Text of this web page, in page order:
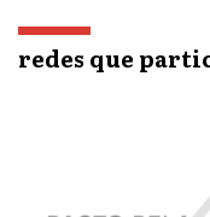
redes que